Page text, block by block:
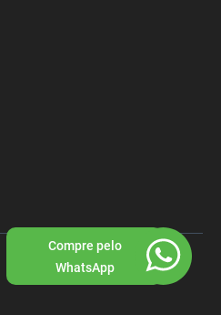
Compre pelo
WhatsApp